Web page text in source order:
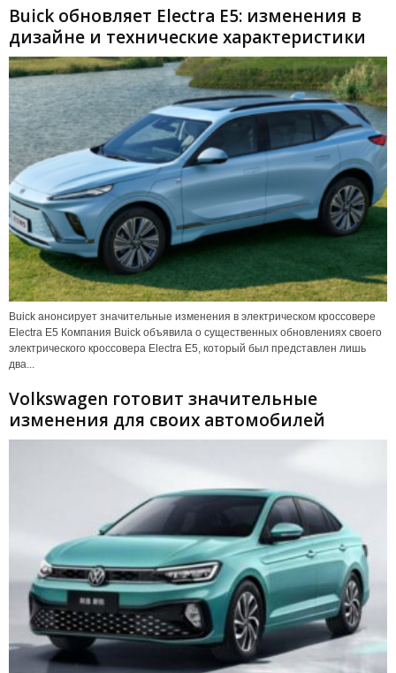
Buick обновляет Electra E5: изменения в
дизайне и технические характеристики
Buick анонсирует значительные изменения в электрическом кроссовере
Electra E5 Компания Buick объявила о существенных обновлениях своего
электрического кроссовера Electra E5, который был представлен лишь
два...
Volkswagen готовит значительные
изменения для своих автомобилей